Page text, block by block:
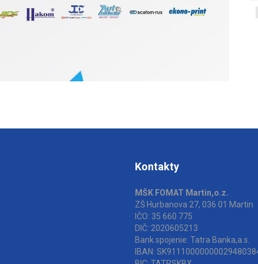
Kontakty
MŠK FOMAT Martin,o.z.
ZŠ Hurbanova 27, 036 01 Martin
IČO: 35 660 775
DIČ: 2020605213
Bank.spojenie: Tatra Banka,a.s.
IBAN: